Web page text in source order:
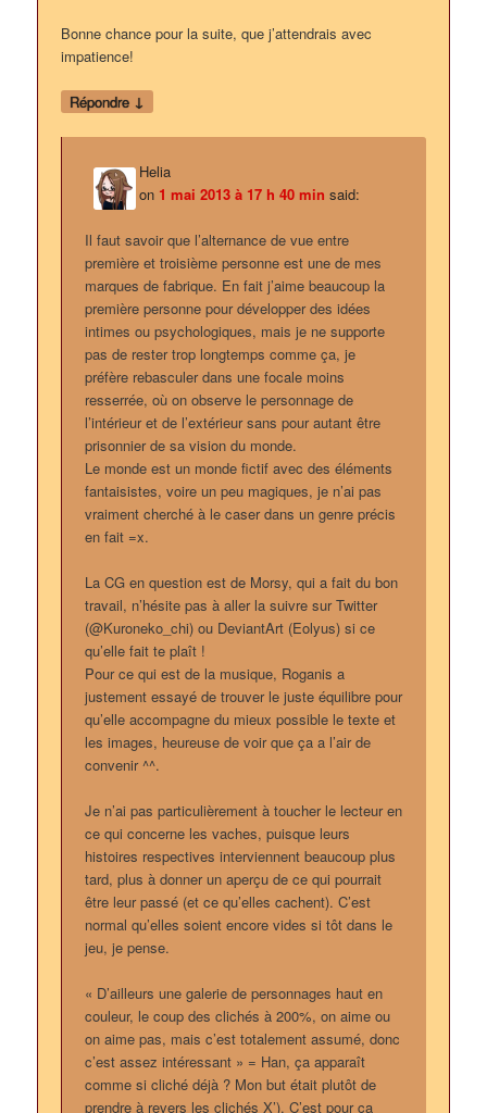
Bonne chance pour la suite, que j’attendrais avec
impatience!
Répondre ↓
Helia
on 1 mai 2013 à 17 h 40 min said:
Il faut savoir que l’alternance de vue entre
première et troisième personne est une de mes
marques de fabrique. En fait j’aime beaucoup la
première personne pour développer des idées
intimes ou psychologiques, mais je ne supporte
pas de rester trop longtemps comme ça, je
préfère rebasculer dans une focale moins
resserrée, où on observe le personnage de
l’intérieur et de l’extérieur sans pour autant être
prisonnier de sa vision du monde.
Le monde est un monde fictif avec des éléments
fantaisistes, voire un peu magiques, je n’ai pas
vraiment cherché à le caser dans un genre précis
en fait =x.
La CG en question est de Morsy, qui a fait du bon
travail, n’hésite pas à aller la suivre sur Twitter
(@Kuroneko_chi) ou DeviantArt (Eolyus) si ce
qu’elle fait te plaît !
Pour ce qui est de la musique, Roganis a
justement essayé de trouver le juste équilibre pour
qu’elle accompagne du mieux possible le texte et
les images, heureuse de voir que ça a l’air de
convenir ^^.
Je n’ai pas particulièrement à toucher le lecteur en
ce qui concerne les vaches, puisque leurs
histoires respectives interviennent beaucoup plus
tard, plus à donner un aperçu de ce qui pourrait
être leur passé (et ce qu’elles cachent). C’est
normal qu’elles soient encore vides si tôt dans le
jeu, je pense.
« D’ailleurs une galerie de personnages haut en
couleur, le coup des clichés à 200%, on aime ou
on aime pas, mais c’est totalement assumé, donc
c’est assez intéressant » = Han, ça apparaît
comme si cliché déjà ? Mon but était plutôt de
prendre à revers les clichés X’). C’est pour ça